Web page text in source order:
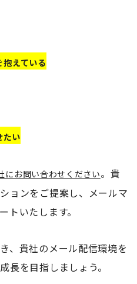
えている
たい
にお問い合わせください。貴
ョンをご提案し、メールマ
トいたします。
、貴社のメール配信環境を
長を目指しましょう。